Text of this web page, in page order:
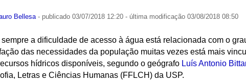
Bellesa - publicado03/07/2018 12:20 - última modificação03/08/2018 08:50
sempre a dificuldade de acesso à água está relacionada com o
das necessidades da população muitas vezes está mais
hídricos disponíveis, segundo o geógrafo Luís Antonio
Letras e Ciências Humanas (FFLCH) da USP.